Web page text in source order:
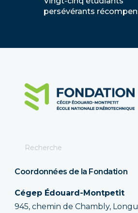
persévérants
Coordonnées de la Fondation
Cégep Édouard-Montpetit
945, chemin de Chambly,